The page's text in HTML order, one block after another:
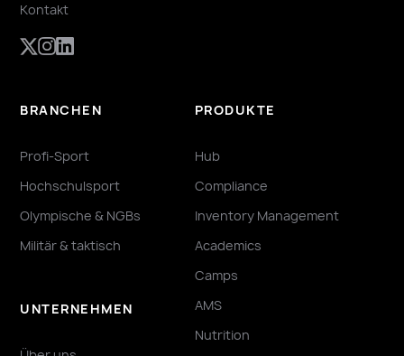
Kontakt
BRANCHEN
Profi-Sport
Hochschulsport
Olympische & NGBs
Militär & taktisch
UNTERNEHMEN
PRODUKTE
Hub
Compliance
Inventory Management
Academics
Camps
AMS
Nutrition